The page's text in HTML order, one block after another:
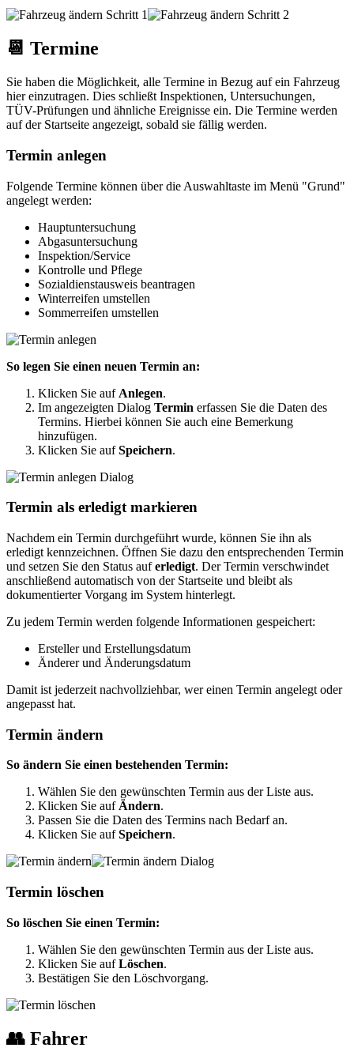
📆 Termine
Sie haben die Möglichkeit, alle Termine in Bezug auf ein Fahrzeug
hier einzutragen. Dies schließt Inspektionen, Untersuchungen,
TÜV-Prüfungen und ähnliche Ereignisse ein. Die Termine werden
auf der Startseite angezeigt, sobald sie fällig werden.
Termin anlegen
Folgende Termine können über die Auswahltaste im Menü "Grund"
angelegt werden:
Hauptuntersuchung
Abgasuntersuchung
Inspektion/Service
Kontrolle und Pflege
Sozialdienstausweis beantragen
Winterreifen umstellen
Sommerreifen umstellen
So legen Sie einen neuen Termin an:
Klicken Sie auf Anlegen.
Im angezeigten Dialog Termin erfassen Sie die Daten des
Termins. Hierbei können Sie auch eine Bemerkung
hinzufügen.
Klicken Sie aufSpeichern.
Termin als erledigt markieren
Nachdem ein Termin durchgeführt wurde, können Sie ihn als
erledigt kennzeichnen. Öffnen Sie dazu den entsprechenden Termin
und setzen Sie den Status auferledigt. Der Termin verschwindet
anschließend automatisch von der Startseite und bleibt als
dokumentierter Vorgang im System hinterlegt.
Zu jedem Termin werden folgende Informationen gespeichert:
Ersteller und Erstellungsdatum
Änderer und Änderungsdatum
Damit ist jederzeit nachvollziehbar, wer einen Termin angelegt oder
angepasst hat.
Termin ändern
So ändern Sie einen bestehenden Termin:
Wählen Sie den gewünschten Termin aus der Liste aus.
Klicken Sie aufÄndern.
Passen Sie die Daten des Termins nach Bedarf an.
Klicken Sie aufSpeichern.
Termin löschen
So löschen Sie einen Termin:
Wählen Sie den gewünschten Termin aus der Liste aus.
Klicken Sie aufLöschen.
Bestätigen Sie den Löschvorgang.
👥 Fahrer